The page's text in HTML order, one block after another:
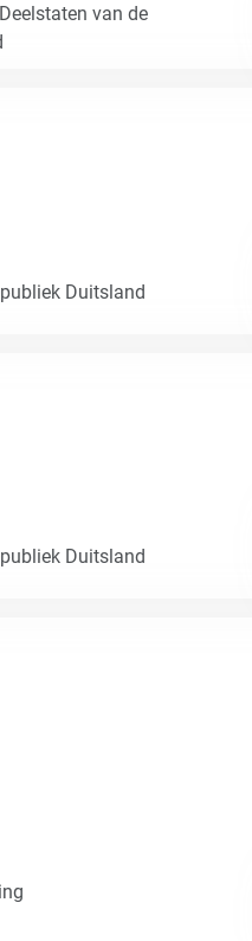
van de
Duitsland
Duitsland